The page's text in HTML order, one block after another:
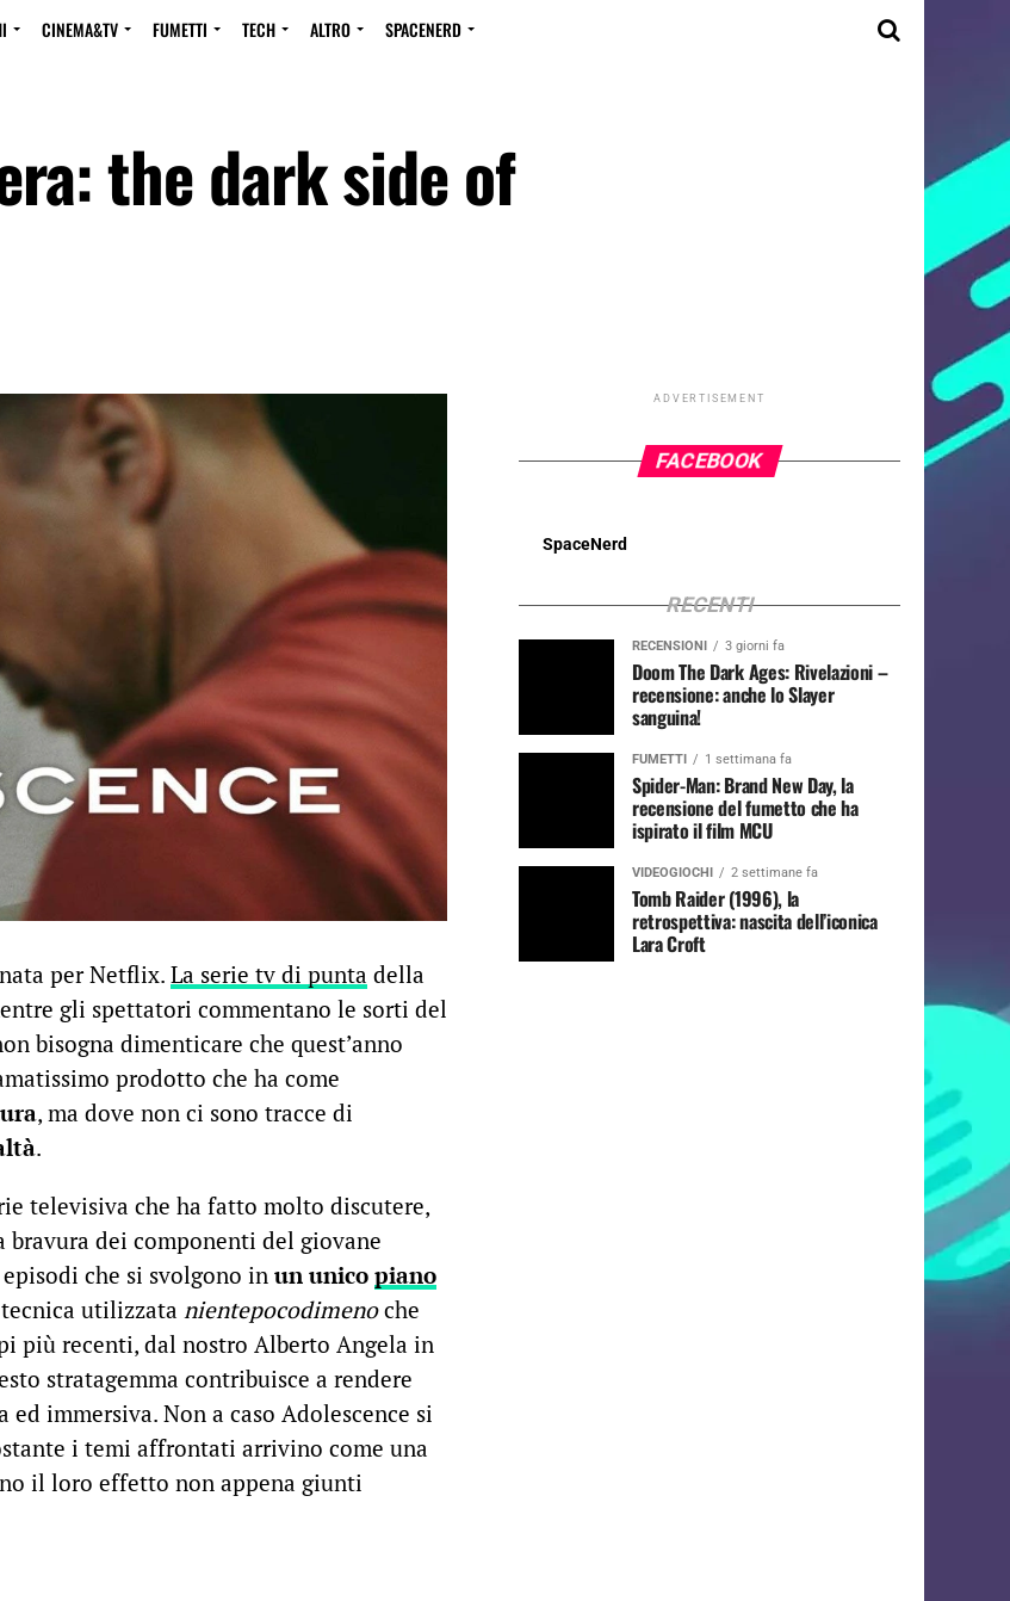
CINEMA&TV FUMETTI TECH ALTRO SPACENERD
the dark side of
per Netflix. La serie tv di punta della
gli spettatori commentano le sorti del
bisogna dimenticare che quest’anno
prodotto che ha come
, ma dove non ci sono tracce di
.
televisiva che ha fatto molto discutere,
dei componenti del giovane
che si svolgono in un unico piano
utilizzata nientepocodimenoche
più recenti, dal nostro Alberto Angela in
stratagemma contribuisce a rendere
immersiva. Non a caso Adolescence si
i temi affrontati arrivino come una
il loro effetto non appena giunti
ADVERTISEMENT
FACEBOOK
SpaceNerd
RECENTI
RECENSIONI 3 giorni fa
Doom The Dark Ages: Rivelazioni –
recensione: anche lo Slayer
sanguina!
FUMETTI 1 settimana fa
Spider-Man: Brand New Day, la
recensione del fumetto che ha
ispirato il film MCU
VIDEOGIOCHI 2 settimane fa
Tomb Raider (1996), la
retrospettiva: nascita dell’iconica
Lara Croft